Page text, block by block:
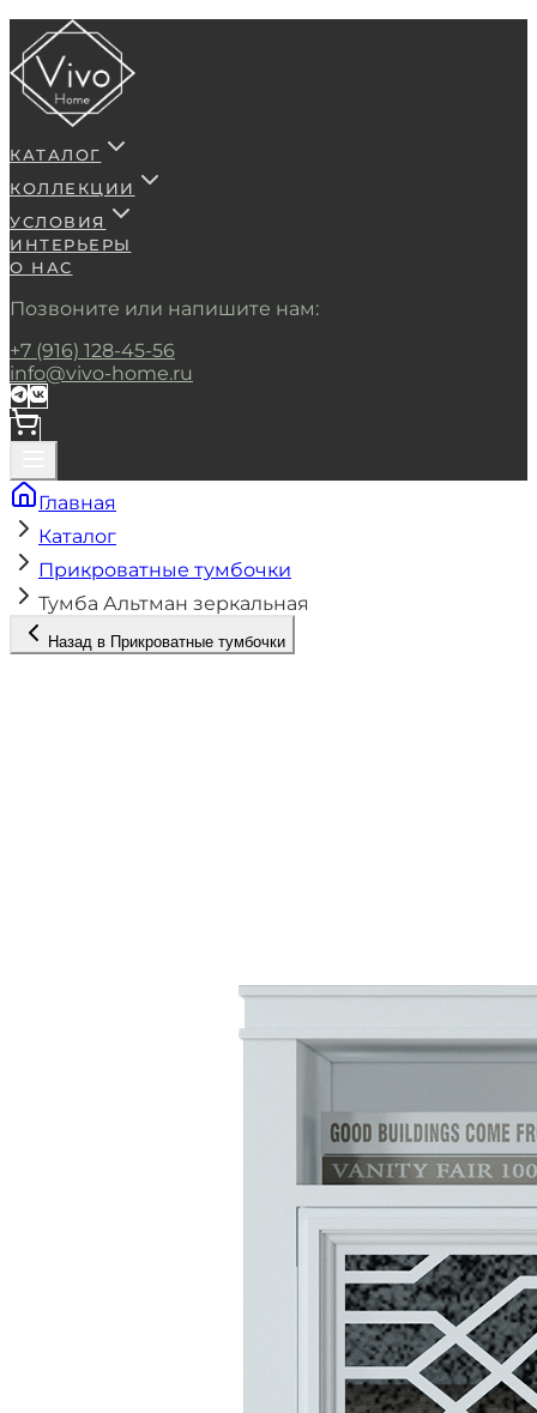
КАТАЛОГ
КОЛЛЕКЦИИ
УСЛОВИЯ
ИНТЕРЬЕРЫ
О НАС
Позвоните или напишите нам:
+7 (916) 128-45-56
info@vivo-home.ru
Главная
Каталог
Прикроватные тумбочки
Тумба Альтман зеркальная
Назад в Прикроватные тумбочки